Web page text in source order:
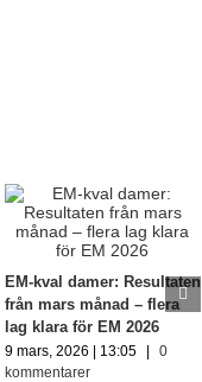
EM-kval damer: Resultaten
från mars månad – flera
lag klara för EM 2026
9 mars, 2026 | 13:05 |
0
kommentarer